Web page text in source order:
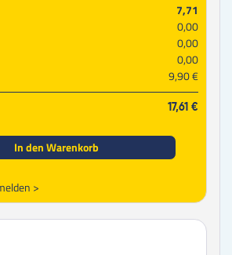
7,71
0,00
0,00
0,00
9,90 €
17,61 €
In den Warenkorb
>